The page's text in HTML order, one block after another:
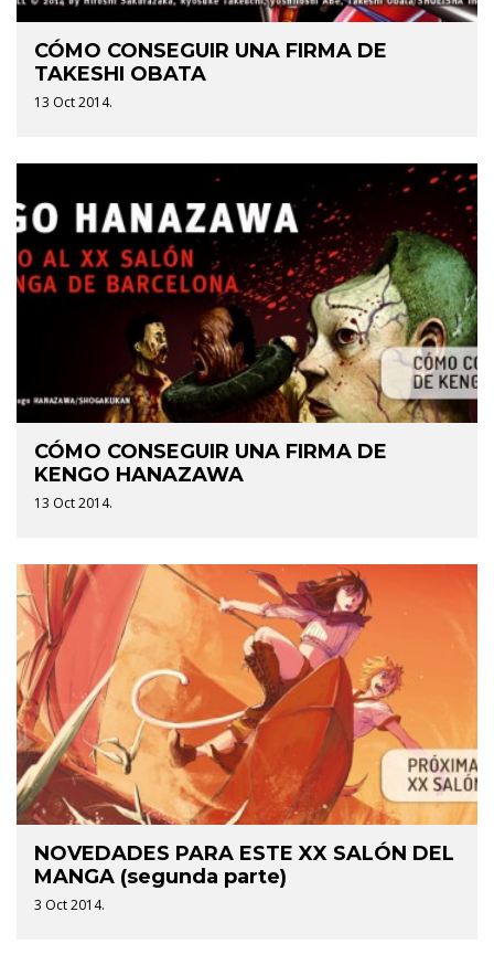
CÓMO CONSEGUIR UNA FIRMA DE
TAKESHI OBATA
13 Oct 2014.
CÓMO CONSEGUIR UNA FIRMA DE
KENGO HANAZAWA
13 Oct 2014.
NOVEDADES PARA ESTE XX SALÓN DEL
MANGA (segunda parte)
3 Oct 2014.